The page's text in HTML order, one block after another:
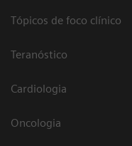
Tópicos de foco clínico
Teranóstico
Cardiologia
Oncologia